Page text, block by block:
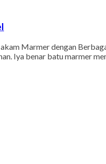
Marmer dengan
Iya benar batu marmer